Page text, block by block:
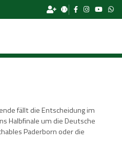
fällt die Entscheidung im
Halbfinale um die Deutsche
Paderborn oder die